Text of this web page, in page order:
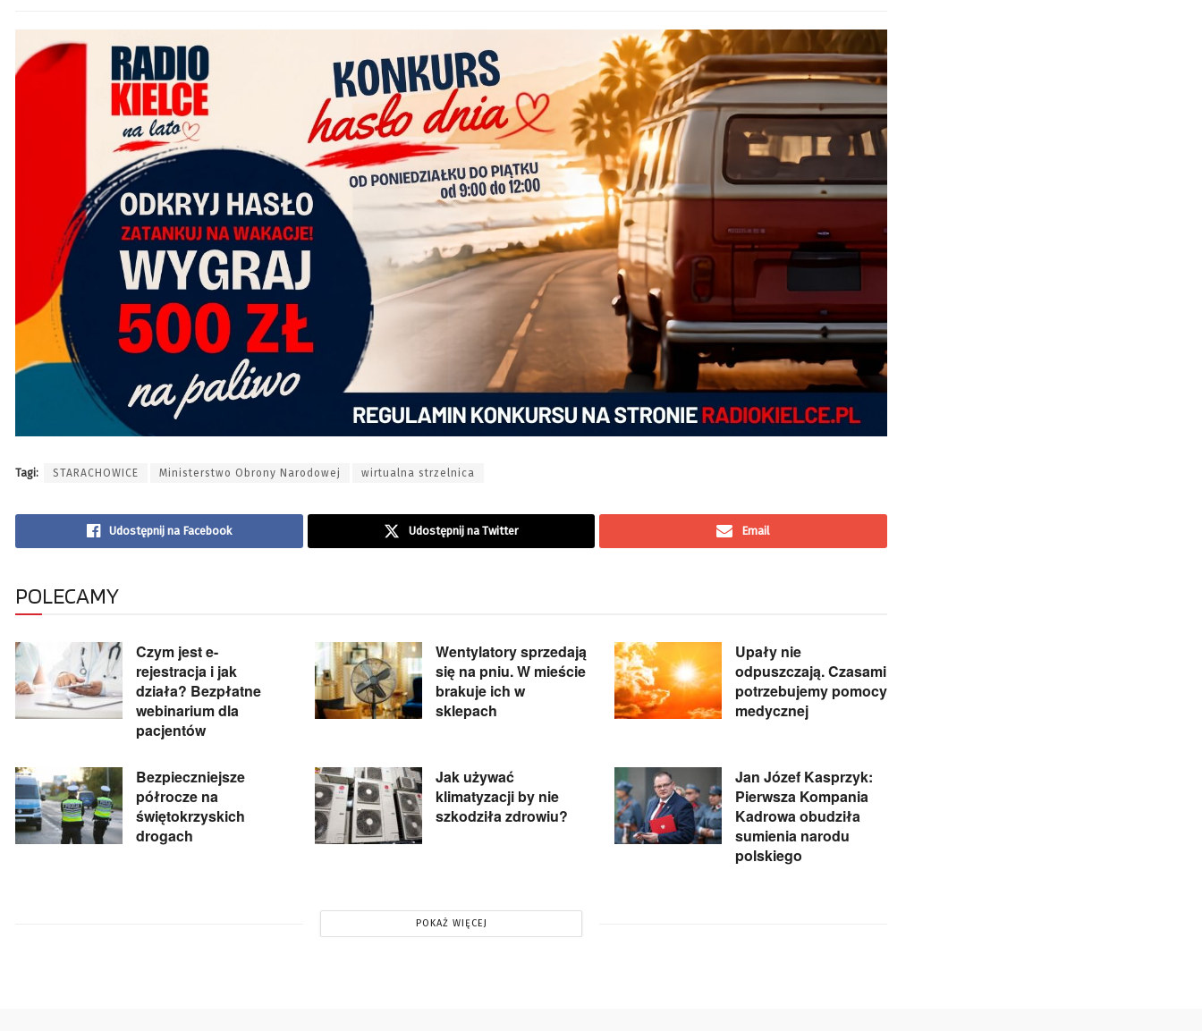
Tagi: STARACHOWICE Ministerstwo Obrony Narodowej wirtualna strzelnica
Udostępnij na Facebook Udostępnij na Twitter Email
POLECAMY
Czym jest e-
rejestracja i jak
działa? Bezpłatne
webinarium dla
pacjentów
Wentylatory sprzedają
się na pniu. W mieście
brakuje ich w
sklepach
Upały nie
odpuszczają. Czasami
potrzebujemy pomocy
medycznej
Bezpieczniejsze
półrocze na
świętokrzyskich
drogach
Jak używać
klimatyzacji by nie
szkodziła zdrowiu?
Jan Józef Kasprzyk:
Pierwsza Kompania
Kadrowa obudziła
sumienia narodu
polskiego
POKAŻ WIĘCEJ